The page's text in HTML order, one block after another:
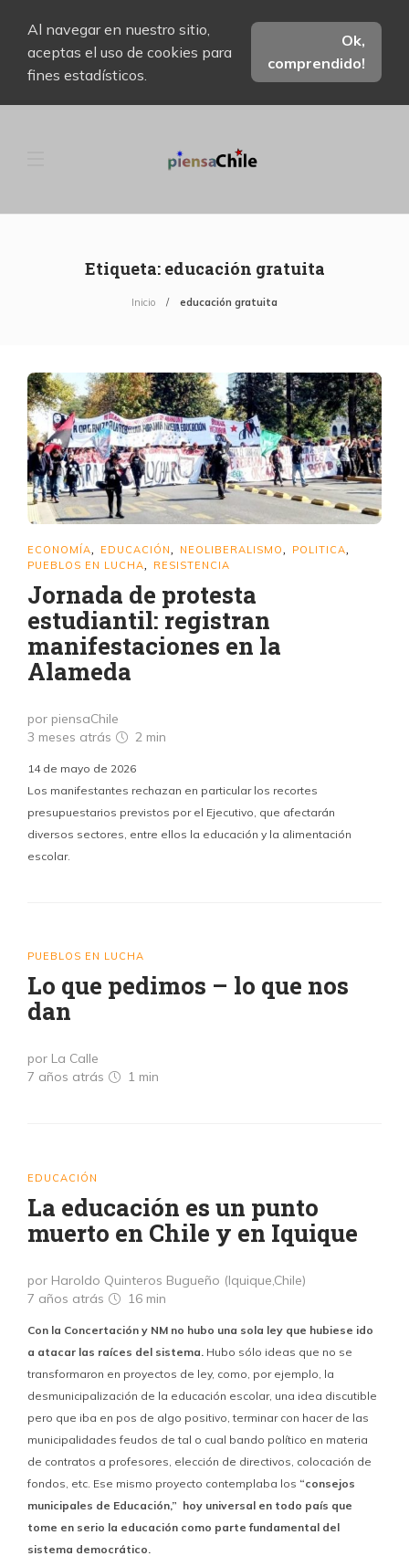
Al navegar en nuestro sitio,
aceptas el uso de cookies para
fines estadísticos.
Ok,
comprendido!
Etiqueta: educación gratuita
Inicio educación gratuita
ECONOMÍA EDUCACIÓN NEOLIBERALISMO POLITICA
PUEBLOS EN LUCHA RESISTENCIA
Jornada de protesta
estudiantil: registran
manifestaciones en la
Alameda
por piensaChile
3 meses atrás
2 min
14 de mayo de 2026
Los manifestantes rechazan en particular los recortes
presupuestarios previstos por el Ejecutivo, que afectarán
diversos sectores, entre ellos la educación y la alimentación
escolar.
PUEBLOS EN LUCHA
Lo que pedimos – lo que nos
dan
por La Calle
7 años atrás
1 min
EDUCACIÓN
La educación es un punto
muerto en Chile y en Iquique
por Haroldo Quinteros Bugueño (Iquique,Chile)
7 años atrás
16 min
Con la Concertación y NM no hubo una sola ley que hubiese ido
a atacar las raíces del sistema. Hubo sólo ideas que no se
transformaron en proyectos de ley, como, por ejemplo, la
desmunicipalización de la educación escolar, una idea discutible
pero que iba en pos de algo positivo, terminar con hacer de las
municipalidades feudos de tal o cual bando político en materia
de contratos a profesores, elección de directivos, colocación de
fondos, etc. Ese mismo proyecto contemplaba los “consejos
municipales de Educación,” hoy universal en todo país que
tome en serio la educación como parte fundamental del
sistema democrático.